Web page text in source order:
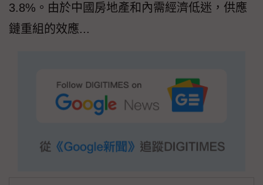
3.8%。由於中國房地產和內需經濟低迷，供應
鏈重組的效應...